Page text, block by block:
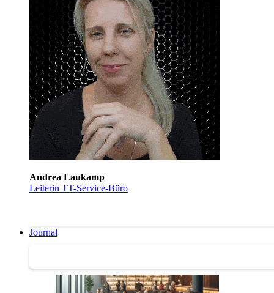
Andrea Laukamp
Leiterin TT-Service-Büro
Journal